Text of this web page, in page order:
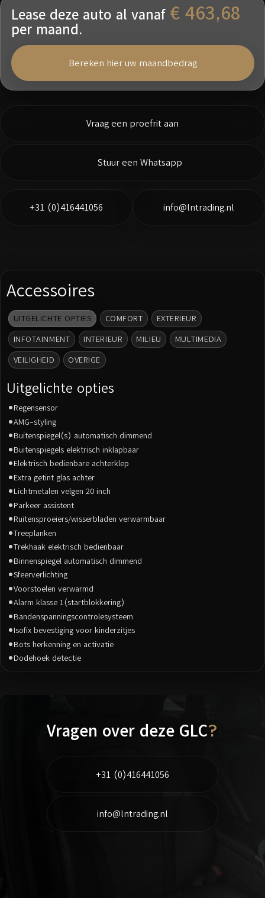
Lease deze auto al vanaf € 463,68
per maand.
Bereken hier uw maandbedrag
Vraag een proefrit aan
Stuur een Whatsapp
+31 (0)416441056 info@lntrading.nl
Accessoires
UITGELICHTE OPTIES COMFORT
EXTERIEUR
INFOTAINMENT
INTERIEUR MILIEU
MULTIMEDIA
VEILIGHEID
OVERIGE
Uitgelichte opties
Regensensor
AMG-styling
Buitenspiegel(s) automatisch dimmend
Buitenspiegels elektrisch inklapbaar
Elektrisch bedienbare achterklep
Extra getint glas achter
Lichtmetalen velgen 20 inch
Parkeer assistent
Ruitensproeiers/wisserbladen verwarmbaar
Treeplanken
Trekhaak elektrisch bedienbaar
Binnenspiegel automatisch dimmend
Sfeerverlichting
Voorstoelen verwarmd
Alarm klasse 1(startblokkering)
Bandenspanningscontrolesysteem
Isofix bevestiging voor kinderzitjes
Bots herkenning en activatie
Dodehoek detectie
Vragen over deze GLC?
+31 (0)416441056
info@lntrading.nl